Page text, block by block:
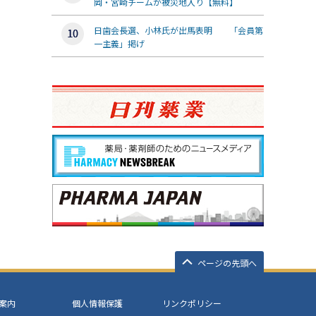
日歯会長選、小林氏が出馬表明 「会員第
一主義」掲げ
ページの先頭へ
内 個人情報保護
リンクポリシー